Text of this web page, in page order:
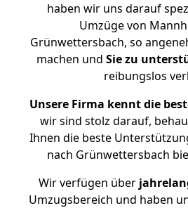
haben wir uns darauf
Umzüge von
Grünwettersbach, so
machen und Sie zu
reibungslos
Unsere Firma kennt die
wir sind stolz darauf,
Ihnen die beste
nach Grünwettersbach
Wir verfügen über
Umzugsbereich und haben